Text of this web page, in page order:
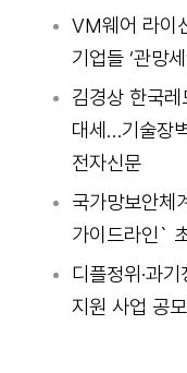
VM웨어 라이
기업들 ‘관망
김경상 한국
대세…기술장
전자신문
국가망보안
가이드라인`
디플정위·과
지원 사업 공